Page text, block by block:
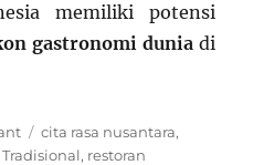
memiliki potensi
gastronomi duniadi
Tags
cita rasa nusantara,
, restoran